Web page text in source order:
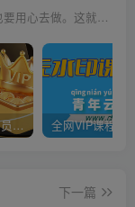
即便是再微小不过的事情，你也要用心去做。这就是成功的秘密
加入青年云网创会员，全站资源免费学习。加入高级合伙人，推广日入1000+
下一篇